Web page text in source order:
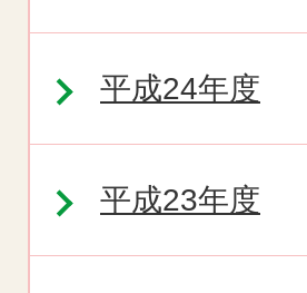
平成24年度
平成23年度